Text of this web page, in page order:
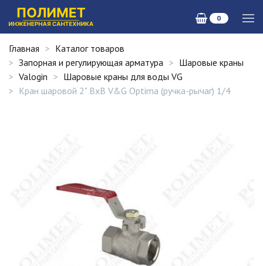
0
Главная
Каталог товаров
Запорная и регулирующая арматура
Шаровые краны
Valogin
Шаровые краны для воды VG
Кран шаровой 2" ВхВ V&G Optima (ручка-рычаг) 1/4